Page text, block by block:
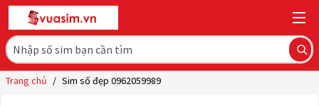
Trang chủ / Sim số đẹp 0962059989